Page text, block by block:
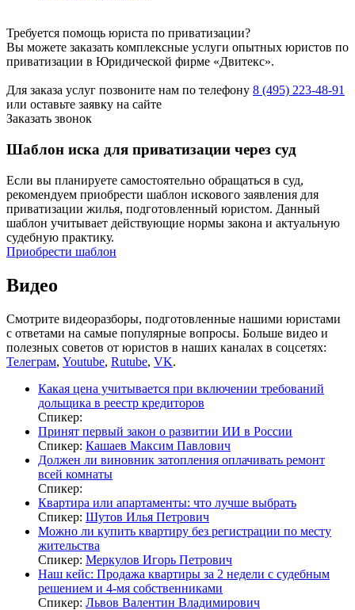
Требуется помощь юриста по приватизации?
Вы можете заказать комплексные услуги опытных юристов по
приватизации в Юридической фирме «Двитекс».
Для заказа услуг позвоните нам по телефону 8 (495) 223-48-91
или оставьте заявку на сайте
Заказать звонок
Шаблон иска для приватизации через суд
Если вы планируете самостоятельно обращаться в суд,
рекомендуем приобрести шаблон искового заявления для
приватизации жилья, подготовленный юристом. Данный
шаблон учитывает действующие нормы закона и актуальную
судебную практику.
Приобрести шаблон
Видео
Смотрите видеоразборы, подготовленные нашими юристами
с ответами на самые популярные вопросы. Больше видео и
полезных советов от юристов в наших каналах в соцсетях:
Телеграм, Youtube, Rutube, VK.
Какая цена учитывается при включении требований
дольщика в реестр кредиторов
Спикер:
Принят первый закон о развитии ИИ в России
Спикер: Кашаев Максим Павлович
Должен ли виновник затопления оплачивать ремонт
всей комнаты
Спикер:
Квартира или апартаменты: что лучше выбрать
Спикер: Шутов Илья Петрович
Можно ли купить квартиру без регистрации по месту
жительства
Спикер: Меркулов Игорь Петрович
Наш кейс: Продажа квартиры за 2 недели с судебным
решением и 4-мя собственниками
Спикер: Львов Валентин Владимирович